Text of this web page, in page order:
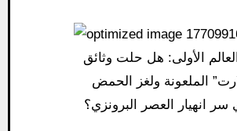
العالم الأولى: هل حلت وثائق
الملعونة ولغز الحمض
سر انهيار العصر البرونزي؟